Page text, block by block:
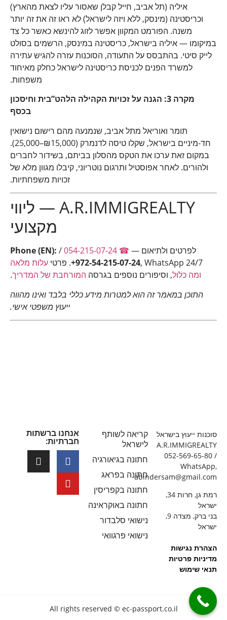
איליה (תל אביב, חייל קבלן שאסור עליו לצאת מהארץ)
וכריסטינה (מינסק, ללא ויזה לישראל) לא ראו זה את זה יותר
משנה. הפורמט המקוון אפשר לזוג להינשא כאשר כל צד
במיקומו — איליה בישראל, כריסטינה במינסק, הרשמים בסולט
לייק סיטי. בהתבסס על התעודה, הסוכנות עזרה להגיש עתירה
למשרד הפנים לכניסת כריסטינה לישראל כחלק מאיחוד
משפחות.
מקרה 3: הגנה על זכויות הקהילה הלהט”בית וחיסכון
בכסף
תומר ואוריאל מתל אביב, שנמנעה מהם רישום נישואין
חד-מיניים בישראל, שקלו טיסה לדנמרק (₪15,000–25,000).
במקום זאת ערכו את הטקס מהסלון בביתם, בשידור לחברים
ולהורים. לאחר אפוסטיל ותרגום נוטריוני, קיבלו מגוון מלא של
זכויות משפחתיות.
A.R.IMMIGREALTY — ליווי
מקצועי
לפרטים ולתיאום — ☎ 054-215-07-24
/
Phone (EN):
+972-54-215-07-24, WhatsApp 24/7. פרטי
עלות מלאה
ומה כלול, וסיפורים נוספים בגרסה המורחבת של המדריך.
התוכן במאמר זה הוא למטרות מידע כללי בלבד ואינו מהווה
ייעוץ משפטי אישי.
סוכנות ייעוץ בישראל
A.R.IMMIGREALTY
052-569-65-80 /
WhatsApp,
abindersam@gmail.com
רמת גן, חרות 34,
ישראל
בני ברק, מצדה 9,
ישראל
הצהרת נגישות
מדיניות פרטיות
תנאי שימוש
קריאה לשותף
לישראל
חתונה בגיאורגיה
חתונה בפראג
חתונה בקפריסין
חתונה באוקראינה
נישואי סלבדור
נישואי פרגוואי
אנחנו ברשתות
חברתיות:
All rights reserved © ec-passport.co.il